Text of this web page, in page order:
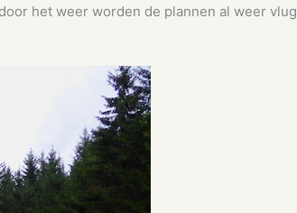
het weer worden de plannen al weer vlug